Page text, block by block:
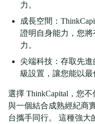
力。
成長空間：
證明自身能力，您
力。
尖端科技：存取先
級設置，讓您能以最
選擇 ThinkCapital，您
與一個結合成熟經紀商
台攜手同行。 這種強大